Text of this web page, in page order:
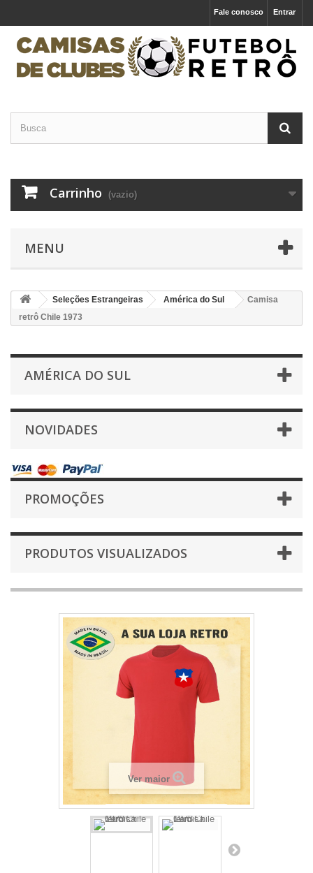
Entrar
Fale conosco
Carrinho (vazio)
MENU
Seleções Estrangeiras América do Sul
Camisa
retrô Chile 1973
AMÉRICA DO SUL
NOVIDADES
PROMOÇÕES
PRODUTOS VISUALIZADOS
Ver maior